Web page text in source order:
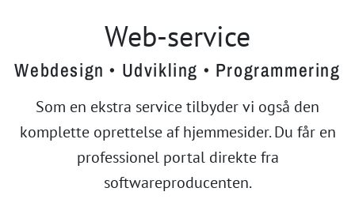
Web-service
Webdesign • Udvikling • Programmering
Som en ekstra service tilbyder vi også den
komplette oprettelse af hjemmesider. Du får en
professionel portal direkte fra
softwareproducenten.